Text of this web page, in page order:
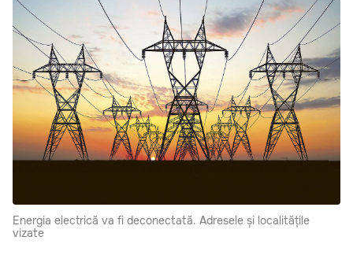
Energia electrică va fi deconectată. Adresele și localitățile
vizate